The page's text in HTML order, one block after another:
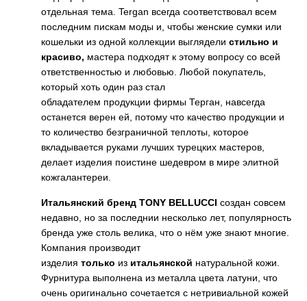
отдельная тема. Tergan всегда соответствовал всем
последним пискам моды и, чтобы женские сумки или
кошельки из одной коллекции выглядели стильно ​и
красиво, мастера подходят к этому вопросу со всей
ответственностью и любовью. Любой покупатель,
который хоть один раз стал
обладателем продукции фирмы Терган, навсегда
останется верен ей, потому что качество продукции и
то количество безграничной теплоты, которое
вкладывается руками лучших турецких мастеров,
делает изделия поистине шедевром в мире элитной
кожгалантереи.
Итальянский бренд TONY BELLUCCI создан совсем
недавно, но за последнии несколько лет, популярность
бренда уже столь велика, что о нём уже знают многие.
Компания производит
изделия только из итальянской натуральной кожи.
Фурнитура выполнена из металла цвета латуни, что
очень оригинально сочетается с нетривиальной кожей